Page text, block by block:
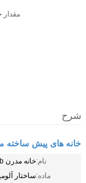
مقدار
شرح
خانه های پیش ساخته
نام:خانه مدرن prefab
ماده:ساختار